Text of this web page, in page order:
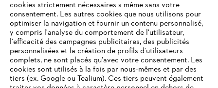
L'Entreprise
cookies strictement nécessaires » même sans votre
consentement. Les autres cookies que nous utilisons pour
optimiser la navigation et fournir un contenu personnalisé,
y compris l'analyse du comportement de l'utilisateur,
l'efficacité des campagnes publicitaires, des publicités
personnalisées et la création de profils d'utilisateurs
complets, ne sont placés qu'avec votre consentement. Les
cookies sont utilisés à la fois par nous-mêmes et par des
tiers (ex. Google ou Tealium). Ces tiers peuvent également